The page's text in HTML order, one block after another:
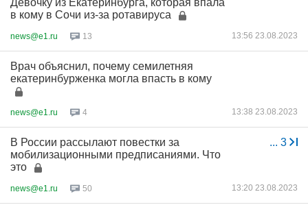
Девочку из Екатеринбурга, которая впала
в кому в Сочи из-за ротавируса
news@e1.ru 13 13:56 23.08.2023
Врач объяснил, почему семилетняя
екатеринбурженка могла впасть в кому
news@e1.ru 4 13:38 23.08.2023
... 3
В России рассылают повестки за
мобилизационными предписаниями. Что
это
news@e1.ru 50 13:20 23.08.2023